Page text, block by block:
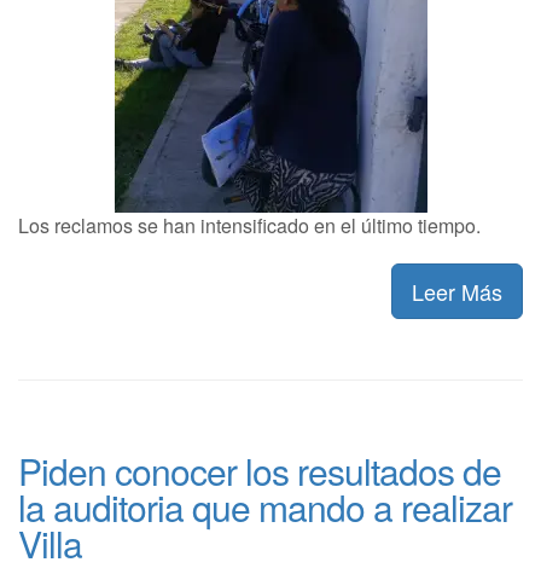
Los reclamos se han intensificado en el último tiempo.
Leer Más
Piden conocer los resultados de
la auditoria que mando a realizar
Villa